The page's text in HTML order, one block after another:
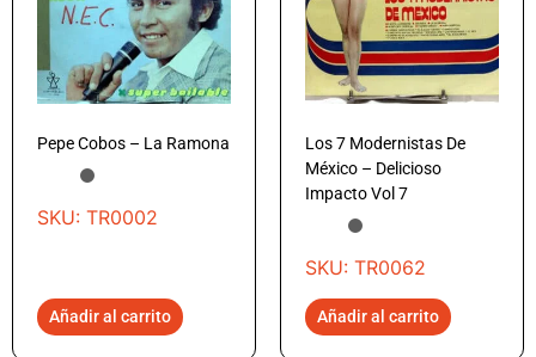
Pepe Cobos – La Ramona
SKU: TR0002
Añadir al carrito
Los 7 Modernistas De
México – Delicioso
Impacto Vol 7
SKU: TR0062
Añadir al carrito